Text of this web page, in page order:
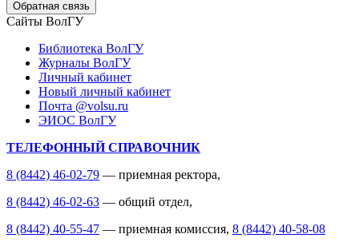
Обратная связь
Сайты ВолГУ
Библиотека ВолГУ
Журналы ВолГУ
Личный кабинет
Новый личный кабинет
Почта @volsu.ru
ЭИОС ВолГУ
ТЕЛЕФОННЫЙ СПРАВОЧНИК
8 (8442) 46-02-79 — приемная ректора,
8 (8442) 46-02-63 — общий отдел,
8 (8442) 40-55-47 — приемная комиссия, 8 (8442) 40-58-08